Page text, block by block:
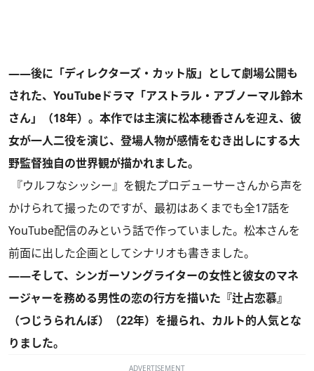
――後に「ディレクターズ・カット版」として劇場公開も
された、YouTubeドラマ「アストラル・アブノーマル鈴木
さん」（18年）。本作では主演に松本穂香さんを迎え、彼
女が一人二役を演じ、登場人物が感情をむき出しにする大
野監督独自の世界観が描かれました。
『ウルフなシッシー』を観たプロデューサーさんから声を
かけられて撮ったのですが、最初はあくまでも全17話を
YouTube配信のみという話で作っていました。松本さんを
前面に出した企画としてシナリオも書きました。
――そして、シンガーソングライターの女性と彼女のマネ
ージャーを務める男性の恋の行方を描いた『辻占恋慕』
（つじうられんぼ）（22年）を撮られ、カルト的人気とな
りました。
ADVERTISEMENT